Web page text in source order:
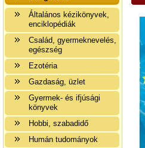
Általános kézikönyvek,
enciklopédiák
Család, gyermeknevelés,
egészség
Ezotéria
Gazdaság, üzlet
Gyermek- és ifjúsági
könyvek
Hobbi, szabadidő
Humán tudományok